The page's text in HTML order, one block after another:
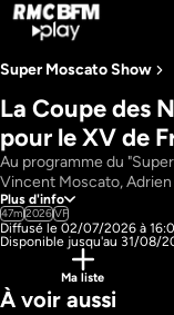
Super Moscato Show ​
La Coupe des
pour le XV de
Au programme du
Vincent Moscato, Adrien
Pineau : La Coupe des
? ; Moscazap ; Le journal
Pays : France
Présentateur :
Vincent
Meco, Jérôme Pineau
Plus d'info
47m2026VF
Diffusé le 02/07/2026 à
Disponible jusqu'au 31/08/
Ma liste
À voir aussi